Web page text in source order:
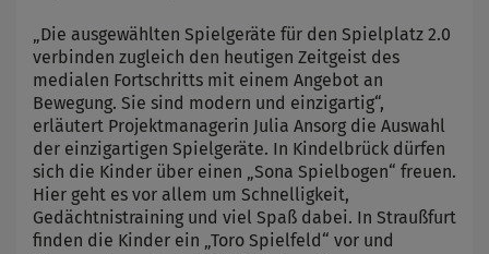
„Die ausgewählten Spielgeräte für den Spielplatz 2.0
verbinden zugleich den heutigen Zeitgeist des
medialen Fortschritts mit einem Angebot an
Bewegung. Sie sind modern und einzigartig“,
erläutert Projektmanagerin Julia Ansorg die Auswahl
der einzigartigen Spielgeräte. In Kindelbrück dürfen
sich die Kinder über einen „Sona Spielbogen“ freuen.
Hier geht es vor allem um Schnelligkeit,
Gedächtnistraining und viel Spaß dabei. In Straußfurt
finden die Kinder ein „Toro Spielfeld“ vor und